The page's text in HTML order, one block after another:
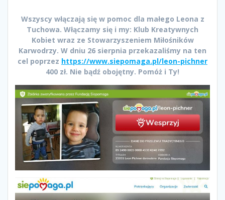
Wszyscy włączają się w pomoc dla małego Leona z
Tuchowa. Włączamy się i my: Klub Kreatywnych
Kobiet wraz ze Stowarzyszeniem Miłośników
Karwodrzy. W dniu 26 sierpnia przekazaliśmy na ten
cel poprzez https://www.siepomaga.pl/leon-pichner
400 zł. Nie bądź obojętny. Pomóż i Ty!